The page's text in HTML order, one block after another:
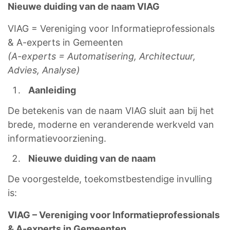
Nieuwe duiding van de naam VIAG
VIAG = Vereniging voor Informatieprofessionals
& A-experts in Gemeenten
(A-experts = Automatisering, Architectuur,
Advies, Analyse)
Aanleiding
De betekenis van de naam VIAG sluit aan bij het
brede, moderne en veranderende werkveld van
informatievoorziening.
Nieuwe duiding van de naam
De voorgestelde, toekomstbestendige invulling
is:
VIAG – Vereniging voor Informatieprofessionals